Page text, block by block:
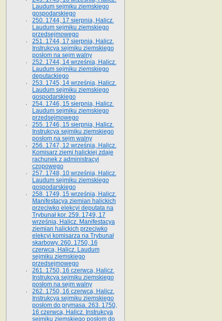
Laudum sejmiku ziemskiego
gospodarskiego
250. 1744, 17 sierpnia, Halicz.
Laudum sejmiku ziemskiego
przedsejmowego
251. 1744, 17 sierpnia, Halicz.
Instrukcya sejmiku ziemskiego
posłom na sejm walny
252. 1744, 14 września, Halicz.
Laudum sejmiku ziemskiego
deputackiego
253. 1745, 14 września, Halicz.
Laudum sejmiku ziemskiego
gospodarskiego
254. 1746, 15 sierpnia, Halicz.
Laudum sejmiku ziemskiego
przedsejmowego
255. 1746, 15 sierpnia, Halicz.
Instrukcya sejmiku ziemskiego
posłom na sejm walny
256. 1747, 12 września, Halicz.
Komisarz ziemi halickiej zdaje
rachunek z administracyi
czopowego
257. 1748, 10 września, Halicz.
Laudum sejmiku ziemskiego
gospodarskiego
258. 1749, 15 września, Halicz.
Manifestacya ziemian halickich
przeciwko elekcyi deputata na
Trybunał kor. 259. 1749, 17
września, Halicz. Manifestacya
ziemian halickich przeciwko
elekcyi komisarza na Trybunał
skarbowy. 260. 1750, 16
czerwca, Halicz. Laudum
sejmiku ziemskiego
przedsejmowego
261. 1750, 16 czerwca, Halicz.
Instrukcya sejmiku ziemskiego
posłom na sejm walny
262. 1750, 16 czerwca, Halicz.
Instrukcya sejmiku ziemskiego
posłom do prymasa. 263. 1750,
16 czerwca, Halicz. Instrukcya
sejmiku ziemskiego posłom do